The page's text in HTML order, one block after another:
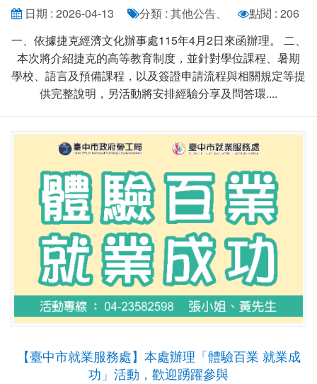
日期 : 2026-04-13 分類 : 其他公告、
點閱 : 206
一、依據捷克經濟文化辦事處115年4月2日來函辦理。 二、
本次將介紹捷克的高等教育制度，並針對學位課程、暑期
學校、語言及預備課程，以及簽證申請流程與相關規定等提
供完整說明，另活動將安排經驗分享及問答環....
【臺中市就業服務處】本處辦理「體驗百業 就業成
功」活動，歡迎踴躍參與